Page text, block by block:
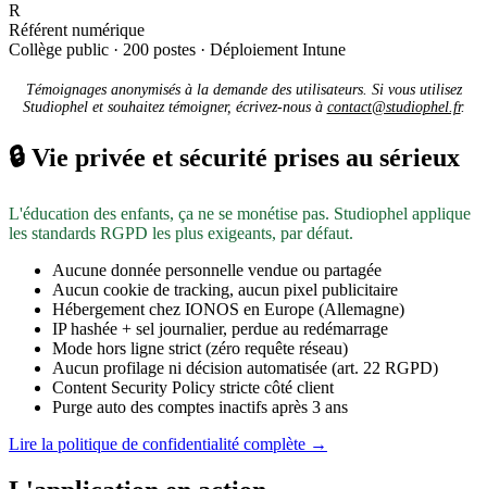
R
Référent numérique
Collège public · 200 postes · Déploiement Intune
Témoignages anonymisés à la demande des utilisateurs. Si vous utilisez
Studiophel et souhaitez témoigner, écrivez-nous à contact@studiophel.fr.
🔒 Vie privée et sécurité prises au sérieux
L'éducation des enfants, ça ne se monétise pas. Studiophel applique
les standards RGPD les plus exigeants, par défaut.
Aucune donnée personnelle vendue ou partagée
Aucun cookie de tracking, aucun pixel publicitaire
Hébergement chez IONOS en Europe (Allemagne)
IP hashée + sel journalier, perdue au redémarrage
Mode hors ligne strict (zéro requête réseau)
Aucun profilage ni décision automatisée (art. 22 RGPD)
Content Security Policy stricte côté client
Purge auto des comptes inactifs après 3 ans
Lire la politique de confidentialité complète →